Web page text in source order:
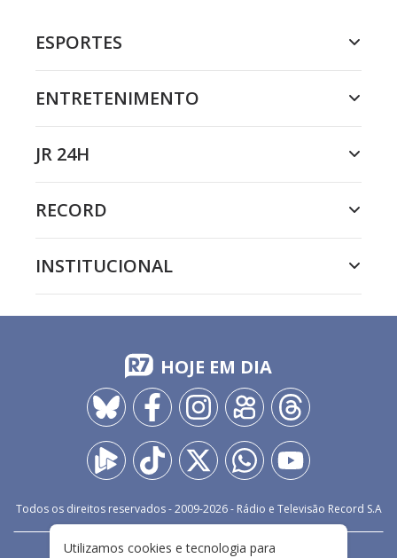
ESPORTES
ENTRETENIMENTO
JR 24H
RECORD
INSTITUCIONAL
HOJE EM DIA
Todos os direitos reservados - 2009-2026- Rádio e Televisão Record S.A
Utilizamos cookies e tecnologia para